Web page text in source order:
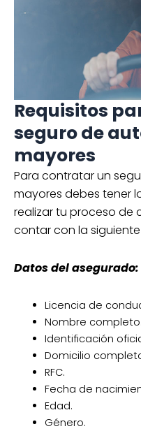
Requisitos
seguro de
mayores
Para contratar un
mayores debes tener
realizar tu proceso de
contar con la
Datos del asegurado:
Licencia de
Nombre completo.
Identificación
Domicilio
RFC.
Fecha de
Edad.
Género.